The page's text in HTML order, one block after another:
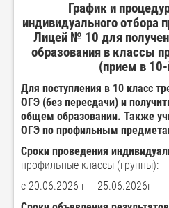
График и
индивидуального отбора
Лицей № 10 для
образования в классы
(прием в
Для поступления в 10 класс
ОГЭ (без пересдачи) и
общем образовании. Также
ОГЭ по профильным
Сроки проведения
профильные классы (группы):
с 20.06.2026 г – 25.06.2026г